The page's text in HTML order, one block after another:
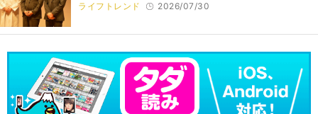
ライフトレンド 2026/07/30